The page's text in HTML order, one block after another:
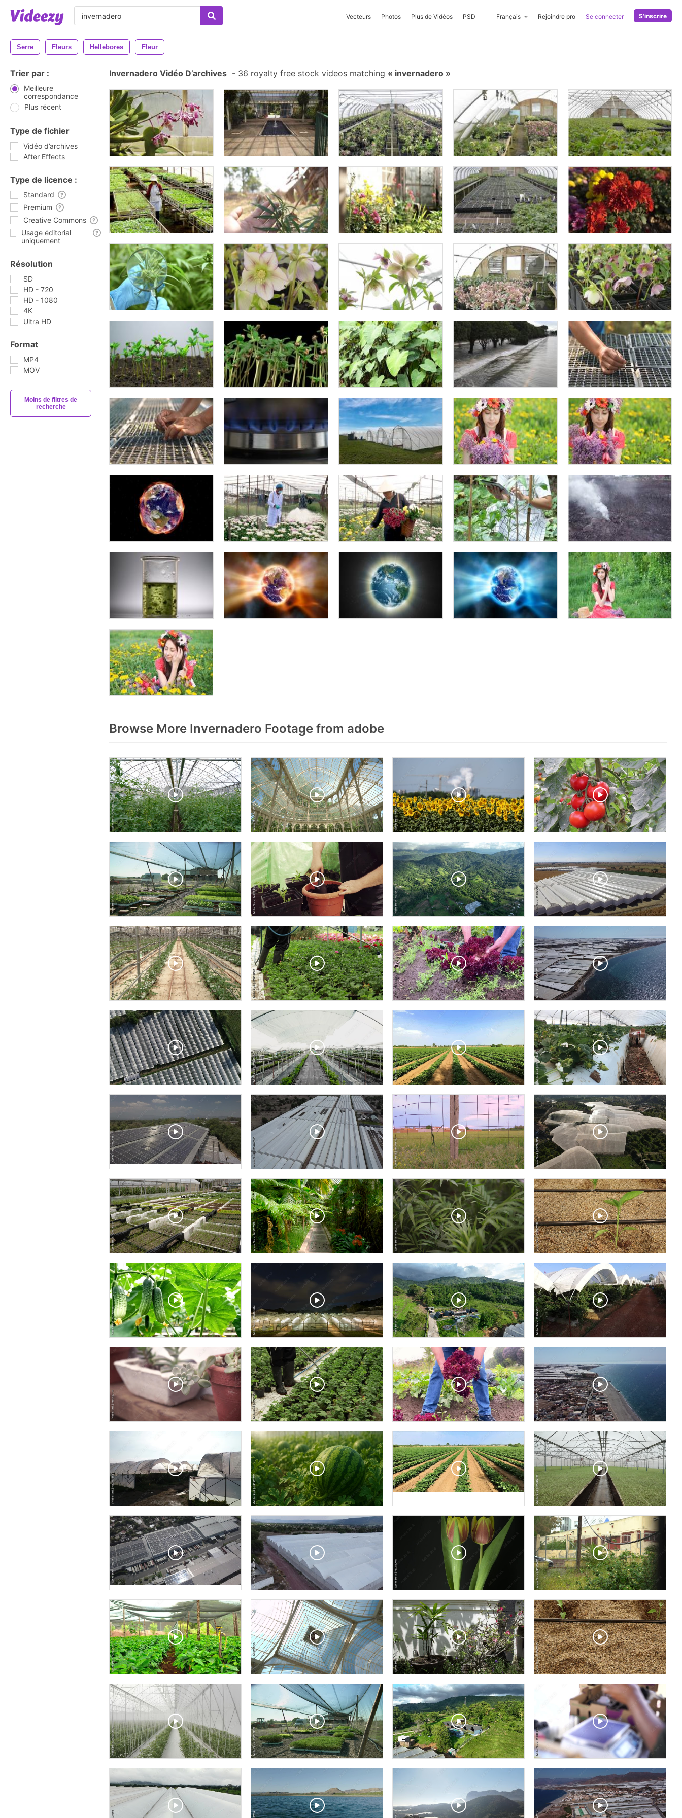
Vecteurs Photos Plus de Vidéos PSD Français Rejoindre pro Se connecter S'inscrire
Serre Fleurs Hellebores Fleur
Trier par :
Meilleure
correspondance
Plus récent
Type de fichier
Vidéo d’archives
After Effects
Type de licence :
Standard
Premium
Creative Commons
Usage éditorial
uniquement
Résolution
SD
HD - 720
HD - 1080
4K
Ultra HD
Format
MP4
MOV
Moins de filtres de
recherche
Invernadero Vidéo D’archives - 36 royalty free stock videos matching invernadero
Browse More Invernadero Footage from adobe